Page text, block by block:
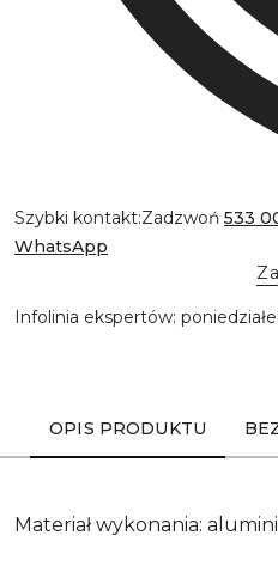
Szybki kontakt:Zadzwoń 533
WhatsApp
Infolinia ekspertów:
OPIS PRODUKTU
Materiał wykonania: